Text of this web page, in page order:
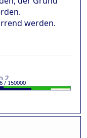
werden.